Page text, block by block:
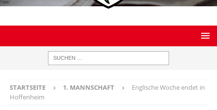
STARTSEITE 1. MANNSCHAFT
Englische Woche endet in
Hoffenheim